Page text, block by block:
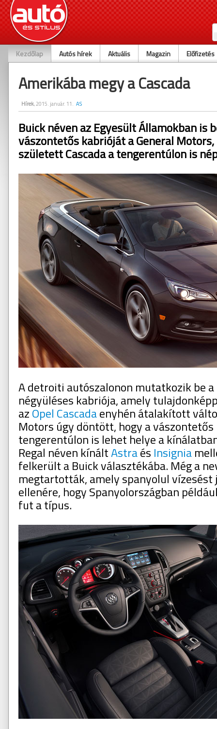
Kezdőlap Autós hírek Aktuális Magazin Előfizetés
Amerikába megy a Cascada
Hírek, 2015. január. 11. AS
Buick néven az Egyesült Államokban is
vászontetős kabrióját a General
született Cascada a tengerentúlon is
A detroiti autószalonon mutatkozik be a
négyüléses kabriója, amely
azOpel Cascadaenyhén átalakított
Motors úgy döntött, hogy a
tengerentúlon is lehet helye a
Regal néven kínáltAstraés Insignia
felkerült a Buick választékába. Még a
megtartották, amely spanyolul vízesést
ellenére, hogy Spanyolországban
fut a típus.